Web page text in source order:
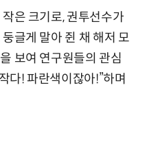
은 크기로, 권투선수가
글게 말아 쥔 채 해저 모
보여 연구원들의 관심
다! 파란색이잖아!”하며